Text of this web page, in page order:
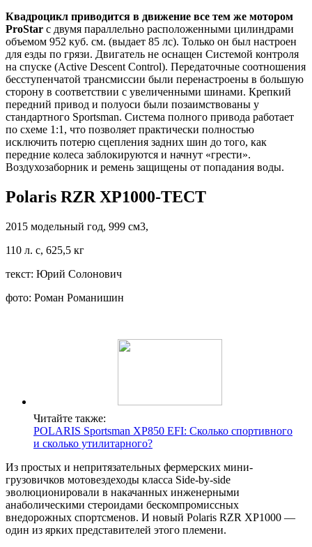
Квадроцикл приводится в движение все тем же мотором
ProStar с двумя параллельно расположенными цилиндрами
объемом 952 куб. см. (выдает 85 лс). Только он был настроен
для езды по грязи. Двигатель не оснащен Системой контроля
на спуске (Active Descent Control). Передаточные соотношения
бесступенчатой трансмиссии были перенастроены в большую
сторону в соответствии с увеличенными шинами. Крепкий
передний привод и полуоси были позаимствованы у
стандартного Sportsman. Система полного привода работает
по схеме 1:1, что позволяет практически полностью
исключить потерю сцепления задних шин до того, как
передние колеса заблокируются и начнут «грести».
Воздухозаборник и ремень защищены от попадания воды.
Polaris RZR XP1000-ТЕСТ
2015 модельный год, 999 см3,
110 л. с, 625,5 кг
​текст: Юрий Солонович
фото: Роман Романишин
Читайте также:
POLARIS Sportsman XP850 EFI: Сколько спортивного
и сколько утилитарного?
Из простых и непритязательных фермерских мини-
грузовичков мотовездеходы класса Side-by-side
эволюционировали в накачанных инженерными
анаболическими стероидами бескомпромиссных
внедорожных спортсменов. И новый Polaris RZR XP1000 —
один из ярких представителей этого племени.